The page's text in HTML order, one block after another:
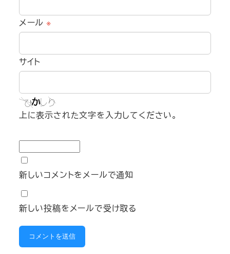
メール ※
サイト
上に表示された文字を入力してください。
新しいコメントをメールで通知
新しい投稿をメールで受け取る